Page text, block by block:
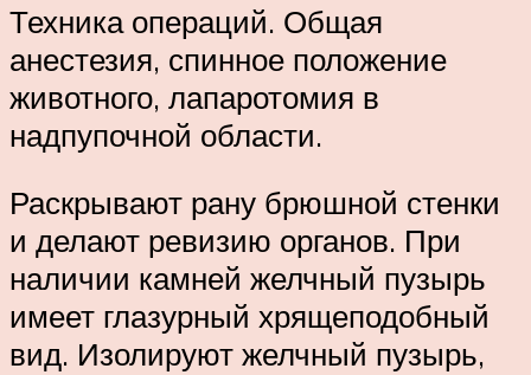
Техника операций. Общая
анестезия, спинное поло­жение
животного, лапаротомия в
надпупочной области.
Раскрывают рану брюшной стенки
и делают ревизию ор­ганов. При
наличии камней желчный пузырь
имеет глазурный хрящеподобный
вид. Изолируют желчный пузырь,